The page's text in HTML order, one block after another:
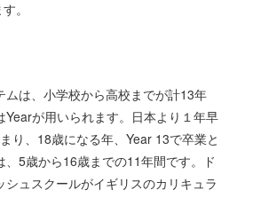
。
ムは、小学校から高校までが計13年
Yearが用いられます。日本より１年早
り、18歳になる年、Year 13で卒業と
、5歳から16歳までの11年間です。ド
ュスクールがイギリスのカリキュラ